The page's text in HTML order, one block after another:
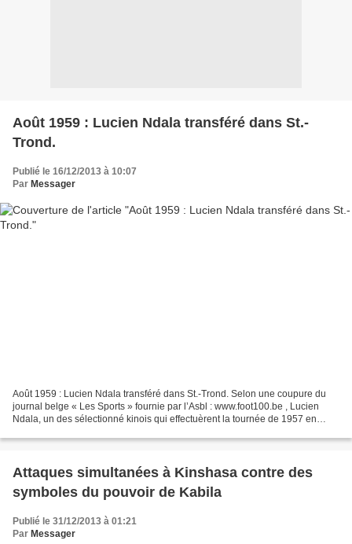
Août 1959 : Lucien Ndala transféré dans St.-
Trond.
Publié le 16/12/2013 à 10:07
Par Messager
Août 1959 : Lucien Ndala transféré dans St.-Trond. Selon une coupure du
journal belge « Les Sports » fournie par l’Asbl : www.foot100.be , Lucien
Ndala, un des sélectionné kinois qui effectuèrent la tournée de 1957 en
Attaques simultanées à Kinshasa contre des
symboles du pouvoir de Kabila
Publié le 31/12/2013 à 01:21
Par Messager